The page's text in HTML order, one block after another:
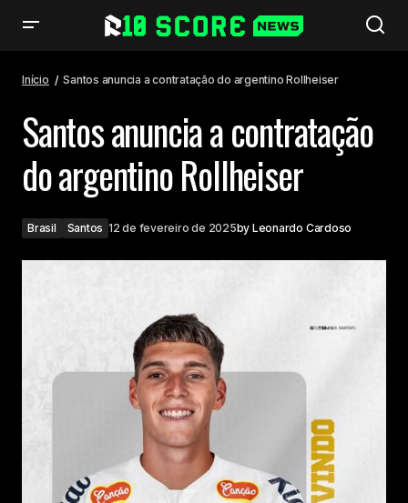
Início Santos anuncia a contratação do argentino Rollheiser
Santos anuncia a contratação
do argentino Rollheiser
Brasil Santos 12 de fevereiro de 2025by Leonardo Cardoso